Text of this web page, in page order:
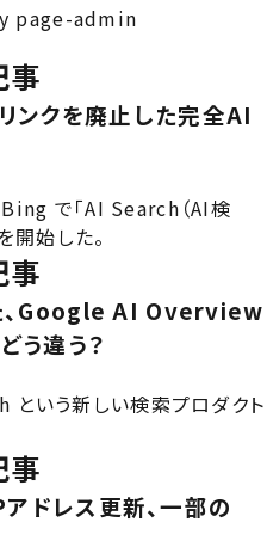
page-admin
事
クを廃止した完全AI
で「AI Search（AI検
開始した。
事
、Google AI Overview
う違う？
いう新しい検索プロダクト
事
ドレス更新、一部の